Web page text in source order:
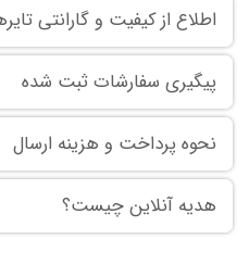
اطلاع از کیفیت و گارانتی
پیگیری سفارشات ثبت شده
نحوه پرداخت و هزینه ارسال
هدیه آنلاین چیست؟